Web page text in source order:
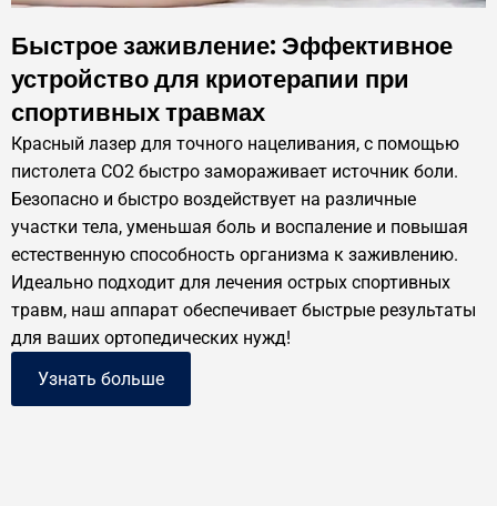
Быстрое заживление: Эффективное
устройство для криотерапии при
спортивных травмах
Красный лазер для точного нацеливания, с помощью
пистолета CO2 быстро замораживает источник боли.
Безопасно и быстро воздействует на различные
участки тела, уменьшая боль и воспаление и повышая
естественную способность организма к заживлению.
Идеально подходит для лечения острых спортивных
травм, наш аппарат обеспечивает быстрые результаты
для ваших ортопедических нужд!
Узнать больше